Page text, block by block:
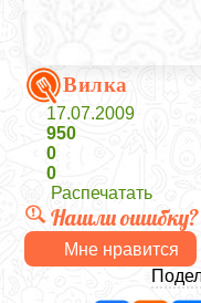
Вилка
17.07.2009
950
0
0
Распечатать
Нашли ошибку?
Мне нравится